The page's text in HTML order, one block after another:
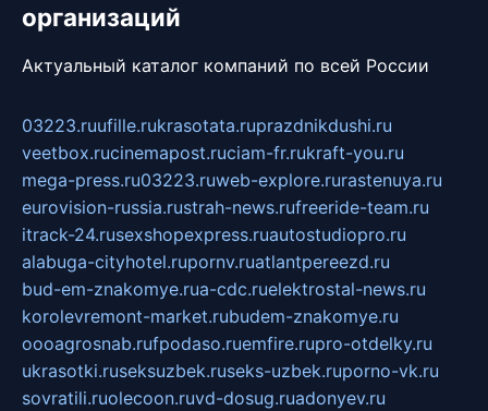
организаций
Актуальный каталог компаний по всей России
03223.ruufille.rukrasotata.ruprazdnikdushi.ru
veetbox.rucinemapost.ruciam-fr.rukraft-you.ru
mega-press.ru03223.ruweb-explore.rurastenuya.ru
eurovision-russia.rustrah-news.rufreeride-team.ru
itrack-24.rusexshopexpress.ruautostudiopro.ru
alabuga-cityhotel.rupornv.ruatlantpereezd.ru
bud-em-znakomye.rua-cdc.ruelektrostal-news.ru
korolevremont-market.rubudem-znakomye.ru
oooagrosnab.rufpodaso.ruemfire.rupro-otdelky.ru
ukrasotki.ruseksuzbek.ruseks-uzbek.ruporno-vk.ru
sovratili.ruolecoon.ruvd-dosug.ruadonyev.ru